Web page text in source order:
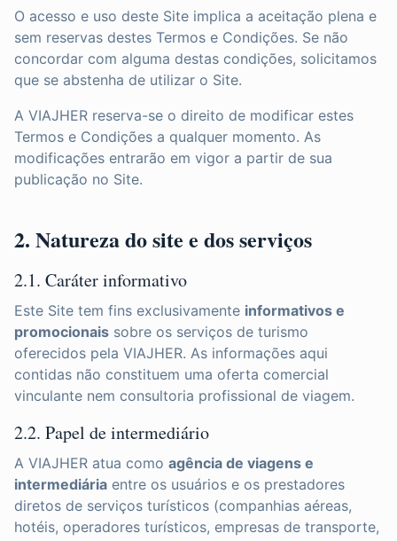
O acesso e uso deste Site implica a aceitação plena e
sem reservas destes Termos e Condições. Se não
concordar com alguma destas condições, solicitamos
que se abstenha de utilizar o Site.
A VIAJHER reserva-se o direito de modificar estes
Termos e Condições a qualquer momento. As
modificações entrarão em vigor a partir de sua
publicação no Site.
2. Natureza do site e dos serviços
2.1. Caráter informativo
Este Site tem fins exclusivamente informativos e
promocionais sobre os serviços de turismo
oferecidos pela VIAJHER. As informações aqui
contidas não constituem uma oferta comercial
vinculante nem consultoria profissional de viagem.
2.2. Papel de intermediário
A VIAJHER atua como agência de viagens e
intermediária entre os usuários e os prestadores
diretos de serviços turísticos (companhias aéreas,
hotéis, operadores turísticos, empresas de transporte,